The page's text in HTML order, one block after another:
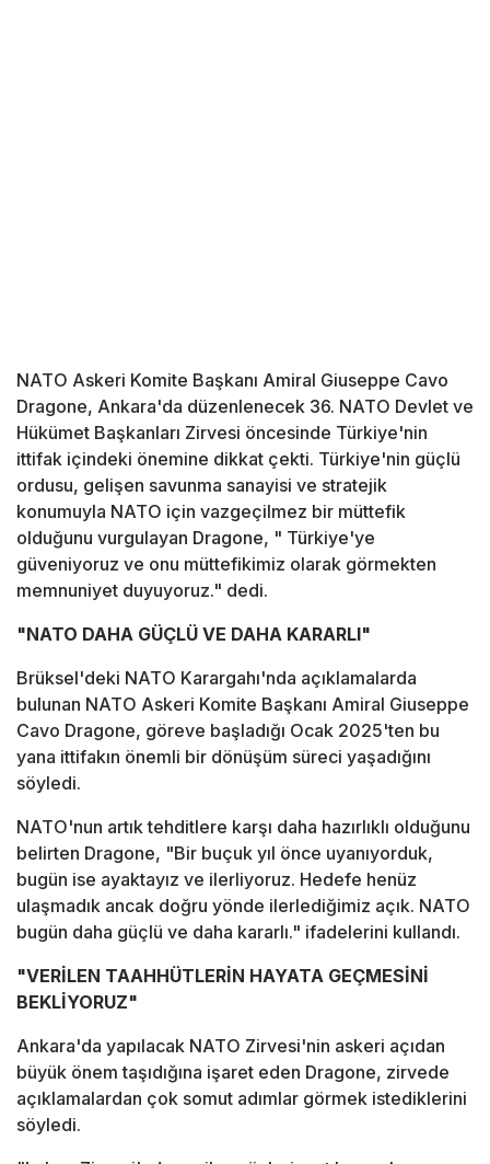
NATO Askeri Komite Başkanı Amiral Giuseppe Cavo
Dragone, Ankara'da düzenlenecek 36. NATO Devlet ve
Hükümet Başkanları Zirvesi öncesinde Türkiye'nin
ittifak içindeki önemine dikkat çekti. Türkiye'nin güçlü
ordusu, gelişen savunma sanayisi ve stratejik
konumuyla NATO için vazgeçilmez bir müttefik
olduğunu vurgulayan Dragone, " Türkiye'ye
güveniyoruz ve onu müttefikimiz olarak görmekten
memnuniyet duyuyoruz." dedi.
"NATO DAHA GÜÇLÜ VE DAHA KARARLI"
Brüksel'deki NATO Karargahı'nda açıklamalarda
bulunan NATO Askeri Komite Başkanı Amiral Giuseppe
Cavo Dragone, göreve başladığı Ocak 2025'ten bu
yana ittifakın önemli bir dönüşüm süreci yaşadığını
söyledi.
NATO'nun artık tehditlere karşı daha hazırlıklı olduğunu
belirten Dragone, "Bir buçuk yıl önce uyanıyorduk,
bugün ise ayaktayız ve ilerliyoruz. Hedefe henüz
ulaşmadık ancak doğru yönde ilerlediğimiz açık. NATO
bugün daha güçlü ve daha kararlı." ifadelerini kullandı.
"VERİLEN TAAHHÜTLERİN HAYATA GEÇMESİNİ
BEKLİYORUZ"
Ankara'da yapılacak NATO Zirvesi'nin askeri açıdan
büyük önem taşıdığına işaret eden Dragone, zirvede
açıklamalardan çok somut adımlar görmek istediklerini
söyledi.